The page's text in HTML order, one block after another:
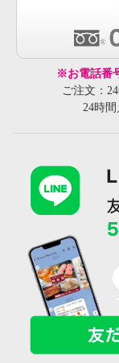
※お電話番
ご注文：
24時